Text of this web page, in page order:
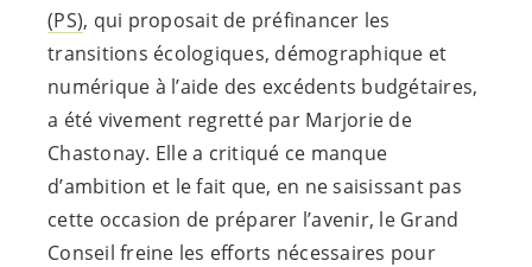
(PS), qui proposait de préfinancer les
transitions écologiques, démographique et
numérique à l’aide des excédents budgétaires,
a été vivement regretté par Marjorie de
Chastonay. Elle a critiqué ce manque
d’ambition et le fait que, en ne saisissant pas
cette occasion de préparer l’avenir, le Grand
Conseil freine les efforts nécessaires pour